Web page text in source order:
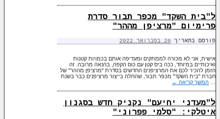
ל"בית השקד" מכפר תבור סדרת
פרימיום "מרציפן מההר"
פורסם בתאריך 20 בפברואר 2022
אישית, אני לא מכורה לממתקים ומעדיפה אותם בכמויות קטנות
ואיכותיים במיוחד, ככה ביס קטן עם כוס הקפה, בהנאה מרובה. זה
הזמן להכיר לכם את המרציפנים החדשים בסדרת "מרציפן מההר" של
חברת "בית השקד" מכפר תבור, שהחלה בייצור מרציפנים כבר בשנת
המשך קריאה ←
ל"מעדני יחיעם" נקניק חדש בסגנון
איטלקי: "סלמי פפרוני"